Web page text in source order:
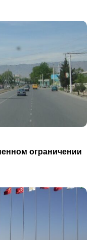
ограничении